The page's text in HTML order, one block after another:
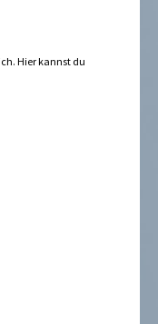
Hier kannst du